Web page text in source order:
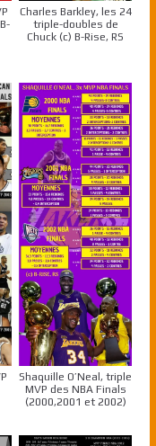
Charles Barkley, les 24
triple-doubles de
Chuck (c) B-Rise, RS
Shaquille O’Neal, triple
MVP des NBA Finals
(2000,2001 et 2002)